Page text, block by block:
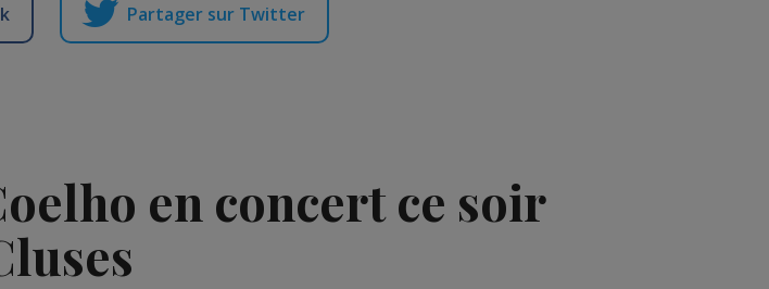
Partager sur Twitter
en concert ce soir